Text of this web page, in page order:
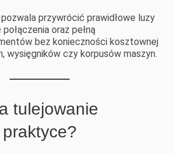
przywrócić prawidłowe luzy
oraz pełną
bez konieczności kosztownej
wysięgników czy korpusów maszyn.
tulejowanie